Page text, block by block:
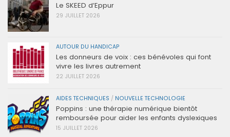
Le SKEED d’Eppur
29 JUILLET 2026
AUTOUR DU HANDICAP
Les donneurs de voix : ces bénévoles qui font
vivre les livres autrement
22 JUILLET 2026
AIDES TECHNIQUES / NOUVELLE TECHNOLOGIE
Poppins : une thérapie numérique bientôt
remboursée pour aider les enfants dyslexiques
15 JUILLET 2026